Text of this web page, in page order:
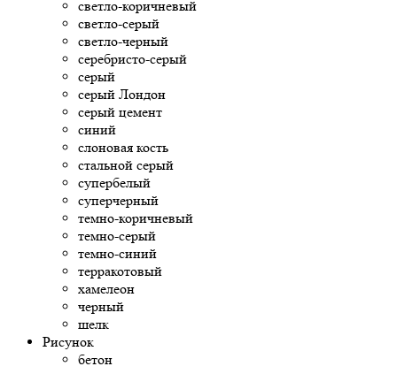
светло-коричневый
светло-серый
светло-черный
серебристо-серый
серый
серый Лондон
серый цемент
синий
слоновая кость
стальной серый
супербелый
суперчерный
темно-коричневый
темно-серый
темно-синий
терракотовый
хамелеон
черный
шелк
Рисунок
бетон